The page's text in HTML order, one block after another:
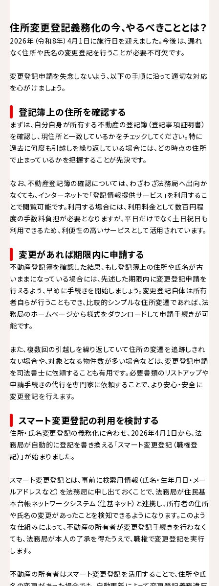
住所変更登記義務化の今、やるべきこととは？
2026年（令和8年）4月1日に施行日を迎えました。今後は、漏れ
なく住所や氏名の変更登記を行うことが必要不可欠です。
変更登記申請を失念しないよう、以下の手順に沿って適切な対応
を心がけましょう。
登記簿上の住所を確認する
まずは、自分自身が所有する不動産の登記簿（登記事項証明書）
を確認し、現住所と一致しているかをチェックしてください。特に
過去に何度も引越しを繰り返している場合には、どの時点の住所
で止まっているかを把握することが先決です。
なお、不動産登記簿の確認については、わざわざ法務局へ出向か
なくても、インターネットで「登記情報提供サービス」を利用するこ
とで閲覧可能です。利用する場合には、利用料金として数百円程
度の手数料負担が必要となりますが、平日だけでなく土日祝日も
利用できるため、利便性の高いサービスとして活用されています。
変更があれば期限内に申請する
不動産登記簿を確認した結果、もし登記簿上の住所や氏名が古
いままになっている場合には、先述した期限内に変更登記申請を
行えるよう、早めに手続きを開始しましょう。変更登記自体は所有
者自らが行うこともでき、比較的シンプルな住所変遷であれば、法
務局のホームページから様式をダウンロードして申請手続きが可
能です。
また、複数回の引越しを繰り返していて住所の変遷を追跡しきれ
ない場合や、対象となる物件数が多い場合などは、変更登記申請
を司法書士に依頼することも有用です。必要書類のリストアップや
申請手続きの代行を専門家に依頼することで、より安心・安全に
変更登記を行えます。
スマート変更登記の利用を検討する
住所・氏名変更登記の義務化に合わせ、2026年4月1日から、法
務局が自動的に登記を書き換える「スマート変更登記（職権登
記）」が始まりました。
スマート変更登記とは、事前に検索用情報（氏名・生年月日・メー
ルアドレスなど）を法務局に申し出ておくことで、法務局が住民基
本台帳ネットワークシステム（住基ネット）と連携し、所有者の住所
や氏名の変更があったことを検知できるようになります。このよう
な仕組みによって、不動産の所有者が変更登記手続きを行わなく
ても、法務局が本人の了承を得たうえで、職権で変更登記を実行
します。
不動産の所有者はスマート変更登記を活用することで、住所や氏